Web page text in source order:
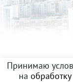
Принимаю
на